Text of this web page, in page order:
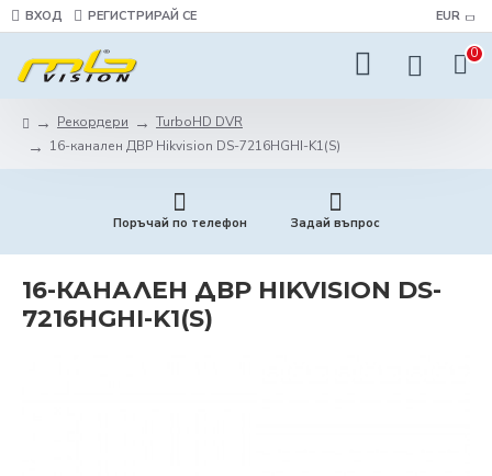
ВХОД РЕГИСТРИРАЙ СЕ EUR
0
Рекордери
TurboHD DVR
16-канален ДВР Hikvision DS-7216HGHI-K1(S)
Поръчай по телефон Задай въпрос
16-КАНАЛЕН ДВР HIKVISION DS-
7216HGHI-K1(S)